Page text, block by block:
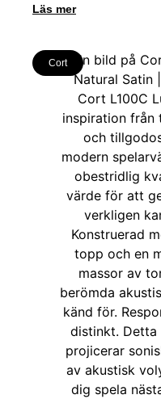
Läs mer
Cort